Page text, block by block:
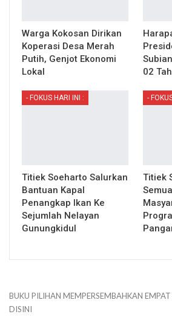
Warga Kokosan Dirikan
Koperasi Desa Merah
Putih, Genjot Ekonomi
Lokal
02
- FOKUS HARI INI :
Titiek Soeharto Salurkan
Bantuan Kapal
Penangkap Ikan Ke
Sejumlah Nelayan
Gunungkidul
-
Titiek
BUKU PILIHAN MEMPERSEMBAHKAN EMPAT
DISINI